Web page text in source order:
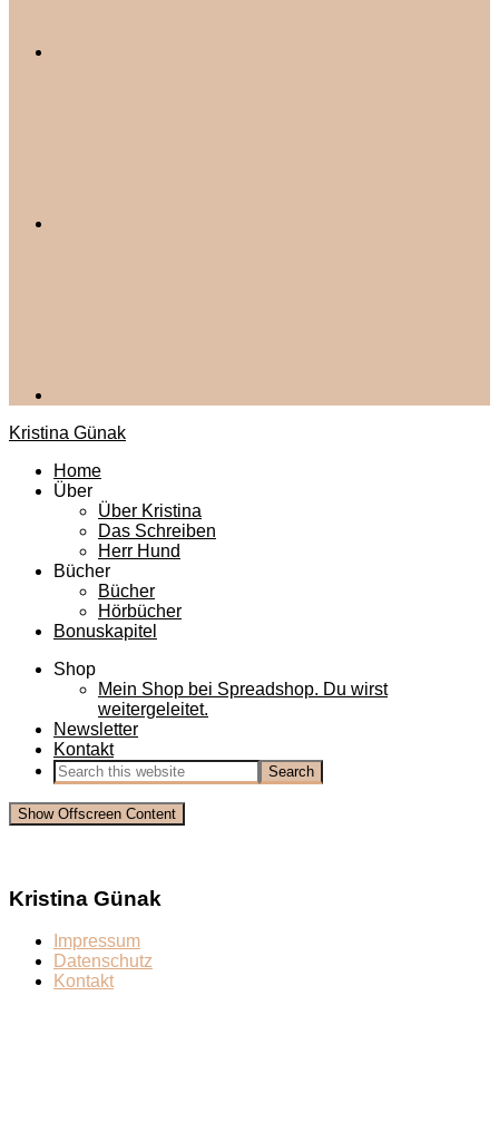
Kristina Günak
Home
Über
Über Kristina
Das Schreiben
Herr Hund
Bücher
Bücher
Hörbücher
Bonuskapitel
Shop
Mein Shop bei Spreadshop. Du wirst
weitergeleitet.
Newsletter
Kontakt
Show Offscreen Content
Kristina Günak
Impressum
Datenschutz
Kontakt